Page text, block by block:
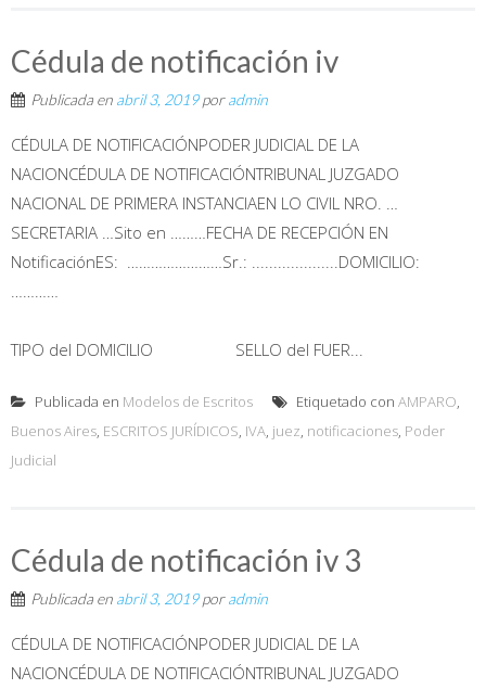
Cédula de notificación iv
Publicada en abril 3, 2019poradmin
CÉDULA DE NOTIFICACIÓNPODER JUDICIAL DE LA
NACIONCÉDULA DE NOTIFICACIÓNTRIBUNAL JUZGADO
NACIONAL DE PRIMERA INSTANCIAEN LO CIVIL NRO. …
SECRETARIA …Sito en ………FECHA DE RECEPCIÓN EN
NotificaciónES: ……………………Sr.: ....................DOMICILIO:
TIPO del DOMICILIO SELLO del FUER...
Publicada en Modelos de Escritos Etiquetado con AMPARO,
Buenos Aires, ESCRITOS JURÍDICOS, IVA, juez, notificaciones, Poder
Judicial
Cédula de notificación iv 3
Publicada en abril 3, 2019poradmin
CÉDULA DE NOTIFICACIÓNPODER JUDICIAL DE LA
NACIONCÉDULA DE NOTIFICACIÓNTRIBUNAL JUZGADO